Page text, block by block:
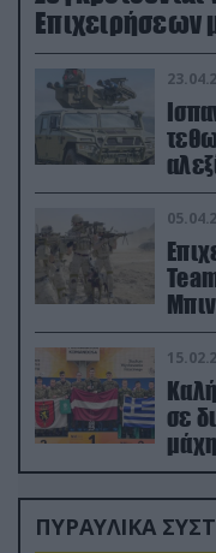
Επιχειρήσεων
σε
ΠΥΡΑΥΛΙΚΑ